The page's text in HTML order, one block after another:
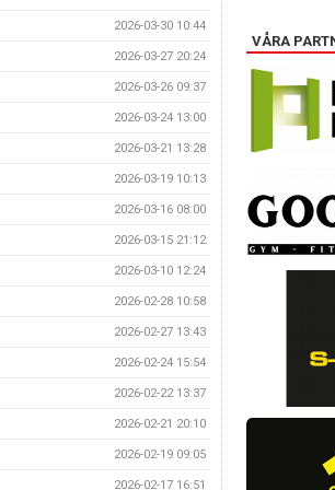
2026-03-30 10:44
2026-03-27 20:24
2026-03-26 09:37
2026-03-24 13:00
2026-03-21 13:28
2026-03-19 10:13
2026-03-16 08:00
2026-03-15 21:12
2026-03-10 12:24
2026-02-28 10:58
2026-02-27 13:43
2026-02-24 15:54
2026-02-22 13:37
2026-02-21 20:10
2026-02-19 09:05
2026-02-17 16:51
VÅRA